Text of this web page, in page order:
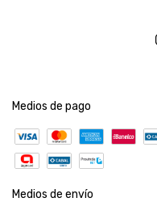
Medios de pago
Medios de envío